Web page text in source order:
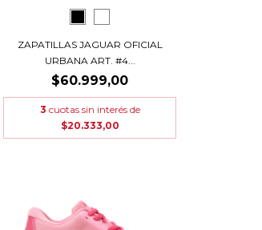
ZAPATILLAS JAGUAR OFICIAL
URBANA ART. #4...
$60.999,00
3 cuotas sin interés de
$20.333,00